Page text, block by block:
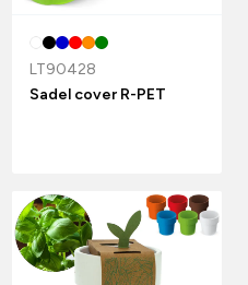
LT90428
Sadel cover R-PET